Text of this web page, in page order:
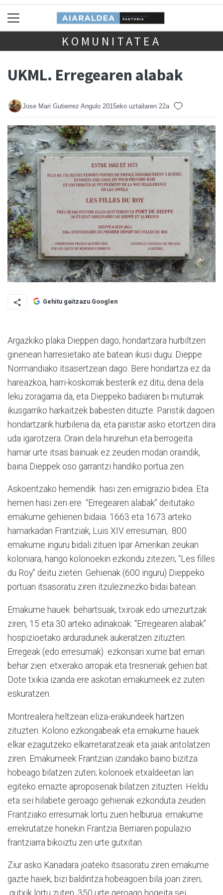
KOMUNITATEA
UKML. Erregearen alabak
Jose Mari Gutierrez Angulo 2015eko uztailaren 22a
Gehitu gaitzazu Googlen
Argazkiko plaka Dieppen dago; hondartzara hurbiltzen
ginenean harresietako ate batean ikusi dugu. Dieppe
Normandiako itsasertzean dago. Bere hondartza ez da
hareazkoa, harri-koskorrak besterik ez ditu; dena dela
leku zoragarria da, eta Dieppeko badiaren bi muturrak
ikusgarriko harkaitzek babesten dituzte. Paristik dagoen
hondartzarik hurbilena da, eta paristar asko etortzen dira
uda igarotzera. Orain dela hirurehun eta berrogeita
hamar urte itsas bainuak ez zeuden modan oraindik,
baina Dieppek oso garrantzi handiko portua zen.
Askoentzako hemendik hasi zen emigrazio bidea. Eta
hemen hasi zen ere “Erregearen alabak” deitutako
emakume gehienen bidaia. 1663 eta 1673 arteko
hamarkadan Frantziak, Luis XIV erresuman, 800
emakume inguru bidali zituen Ipar Amerikan zeukan
koloniara, hango kolonoekin ezkondu zitezen; “Les filles
du Roy” deitu zieten. Gehienak (600 inguru) Dieppeko
portuan itsasoratu ziren itzulezinezko bidai batean.
Emakume hauek behartsuak, txiroak edo umezurtzak
ziren, 15 eta 30 arteko adinakoak. “Erregearen alabak”
hospizioetako arduradunek aukeratzen zituzten.
Erregeak (edo erresumak) ezkonsari xume bat eman
behar zien: etxerako arropak eta tresneriak gehien bat.
Dote txikia izanda ere askotan emakumeek ez zuten
eskuratzen.
Montrealera heltzean eliza-erakundeek hartzen
zituzten. Kolono ezkongabeak eta emakume hauek
elkar ezagutzeko elkarretaratzeak eta jaiak antolatzen
ziren. Emakumeek Frantzian izandako baino bizitza
hobeago bilatzen zuten; kolonoek etxaldeetan lan
egiteko emazte aproposenak bilatzen zituzten. Heldu
eta sei hilabete geroago gehienak ezkonduta zeuden.
Frantziako erresumak lortu zuen helburua: emakume
errekrutatze honekin Frantzia Berriaren populazio
frantziarra bikoiztu zen urte gutxitan.
Ziur asko Kanadara joateko itsasoratu ziren emakume
gazte haiek, bizi baldintza hobeagoen bila joan ziren;